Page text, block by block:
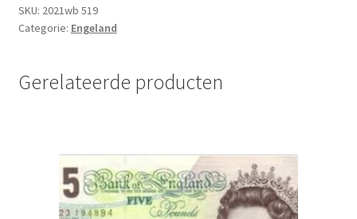
UNC
aantal
SKU: 2021wb 519
Categorie: Engeland
Gerelateerde producten